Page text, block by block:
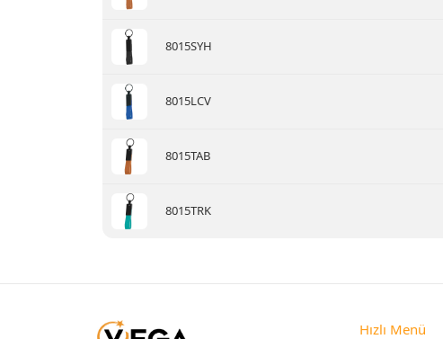
8015SYH
8015LCV
8015TAB
8015TRK
Hızlı Menü